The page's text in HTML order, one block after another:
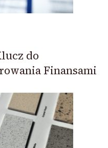
do
Finansami